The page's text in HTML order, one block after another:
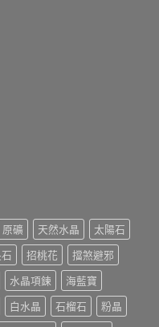
原礦 天然水晶
太陽石
招桃花
擋煞避邪
水晶項鍊
海藍寶
白水晶 石榴石
粉晶